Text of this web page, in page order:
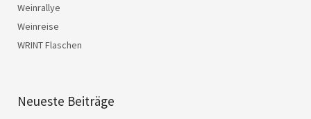
Weinrallye
Weinreise
WRINT Flaschen
Neueste Beiträge